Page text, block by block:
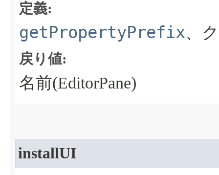
定義:
getPropertyPrefix、
戻り値:
名前(EditorPane)
installUI